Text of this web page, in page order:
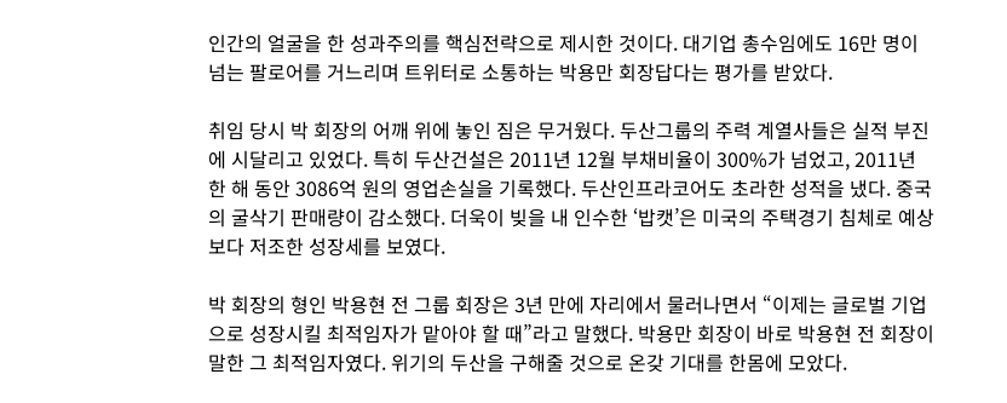
인간의 얼굴을 한 성과주의를 핵심전략으로 제시한 것이다. 대기업 총수임에도 16만 명이
넘는 팔로어를 거느리며 트위터로 소통하는 박용만 회장답다는 평가를 받았다.
취임 당시 박 회장의 어깨 위에 놓인 짐은 무거웠다. 두산그룹의 주력 계열사들은 실적 부진
에 시달리고 있었다. 특히 두산건설은 2011년 12월 부채비율이 300%가 넘었고, 2011년
한 해 동안 3086억 원의 영업손실을 기록했다. 두산인프라코어도 초라한 성적을 냈다. 중국
의 굴삭기 판매량이 감소했다. 더욱이 빚을 내 인수한 ‘밥캣’은 미국의 주택경기 침체로 예상
보다 저조한 성장세를 보였다.
박 회장의 형인 박용현 전 그룹 회장은 3년 만에 자리에서 물러나면서 “이제는 글로벌 기업
으로 성장시킬 최적임자가 맡아야 할 때”라고 말했다. 박용만 회장이 바로 박용현 전 회장이
말한 그 최적임자였다. 위기의 두산을 구해줄 것으로 온갖 기대를 한몸에 모았다.